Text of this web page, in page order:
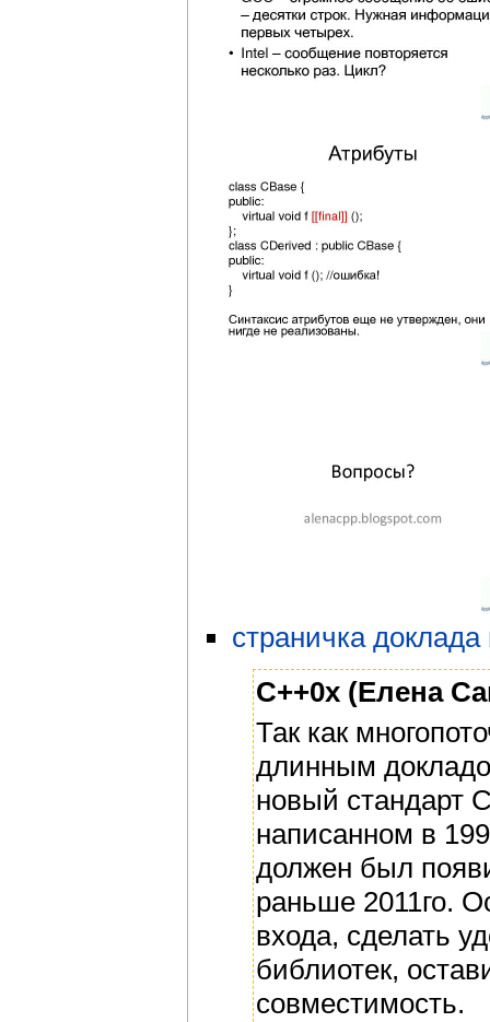
страничка
C++0x (Елена
Так как
длинным
новый стандарт
написанном в
должен был
раньше 2011го.
входа, сделать
библиотек,
совместимость.